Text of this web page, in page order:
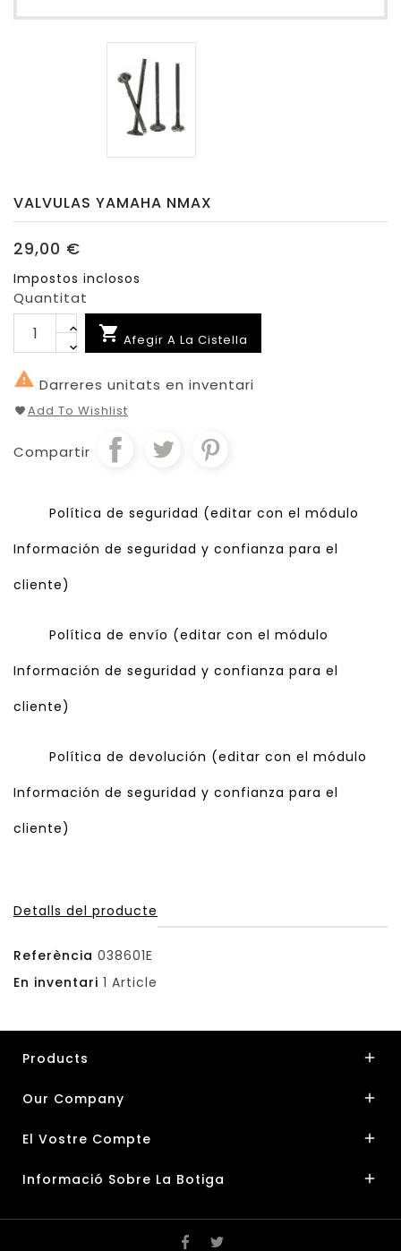
VALVULAS YAMAHA NMAX
29,00 €
Impostos inclosos
Quantitat
 Afegir A La Cistella
 Darreres unitats en inventari
Add To Wishlist
Compartir
Política de seguridad (editar con el módulo
Información de seguridad y confianza para el
cliente)
Política de envío (editar con el módulo
Información de seguridad y confianza para el
cliente)
Política de devolución (editar con el módulo
Información de seguridad y confianza para el
cliente)
Detalls del producte
Referència 038601E
En inventari 1 Article
Products 
Our Company 
El Vostre Compte 
Informació Sobre La Botiga 